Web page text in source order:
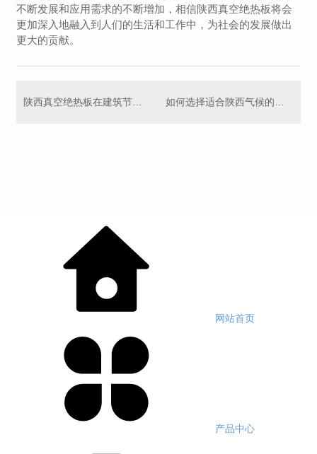
不断发展和应用需求的不断增加，相信陕西真空绝热板将会
更加深入地融入到人们的生活和工作中，为社会的发展做出
更大的贡献。
网站首页
产品中心